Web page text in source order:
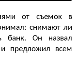
от съемок в
снимают ли
банк. Он назвал
предложил всем